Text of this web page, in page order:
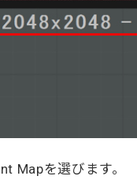
Mapを選びます。